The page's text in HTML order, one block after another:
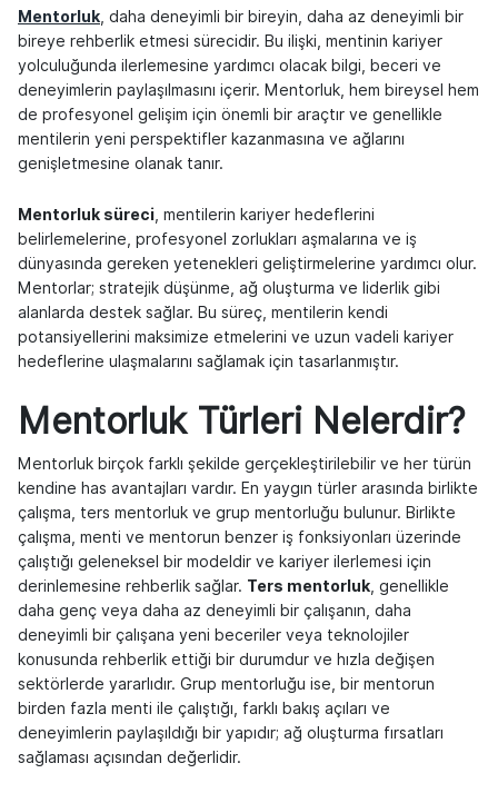
Mentorluk , daha deneyimli bir bireyin, daha az deneyimli bir
bireye rehberlik etmesi sürecidir. Bu ilişki, mentinin kariyer
yolculuğunda ilerlemesine yardımcı olacak bilgi, beceri ve
deneyimlerin paylaşılmasını içerir. Mentorluk, hem bireysel hem
de profesyonel gelişim için önemli bir araçtır ve genellikle
mentilerin yeni perspektifler kazanmasına ve ağlarını
genişletmesine olanak tanır.
Mentorluk süreci , mentilerin kariyer hedeflerini
belirlemelerine, profesyonel zorlukları aşmalarına ve iş
dünyasında gereken yetenekleri geliştirmelerine yardımcı olur.
Mentorlar; stratejik düşünme, ağ oluşturma ve liderlik gibi
alanlarda destek sağlar. Bu süreç, mentilerin kendi
potansiyellerini maksimize etmelerini ve uzun vadeli kariyer
hedeflerine ulaşmalarını sağlamak için tasarlanmıştır.
Mentorluk Türleri Nelerdir?
Mentorluk birçok farklı şekilde gerçekleştirilebilir ve her türün
kendine has avantajları vardır. En yaygın türler arasında birlikte
çalışma, ters mentorluk ve grup mentorluğu bulunur. Birlikte
çalışma, menti ve mentorun benzer iş fonksiyonları üzerinde
çalıştığı geleneksel bir modeldir ve kariyer ilerlemesi için
derinlemesine rehberlik sağlar. Ters mentorluk , genellikle
daha genç veya daha az deneyimli bir çalışanın, daha
deneyimli bir çalışana yeni beceriler veya teknolojiler
konusunda rehberlik ettiği bir durumdur ve hızla değişen
sektörlerde yararlıdır. Grup mentorluğu ise, bir mentorun
birden fazla menti ile çalıştığı, farklı bakış açıları ve
deneyimlerin paylaşıldığı bir yapıdır; ağ oluşturma fırsatları
sağlaması açısından değerlidir.